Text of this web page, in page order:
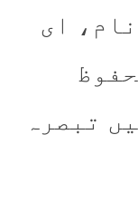
ای
تبصرہ